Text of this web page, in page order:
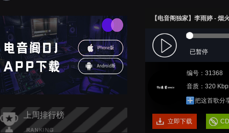
上周排行榜
【电音阁独家】李雨婷 -
已暂停
编号：31368
音质：320
把这首歌分
立即下载